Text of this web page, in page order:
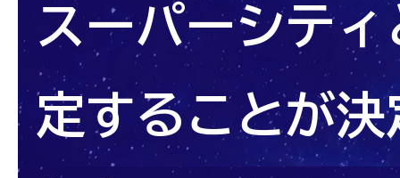
スーパーシテ
定することが